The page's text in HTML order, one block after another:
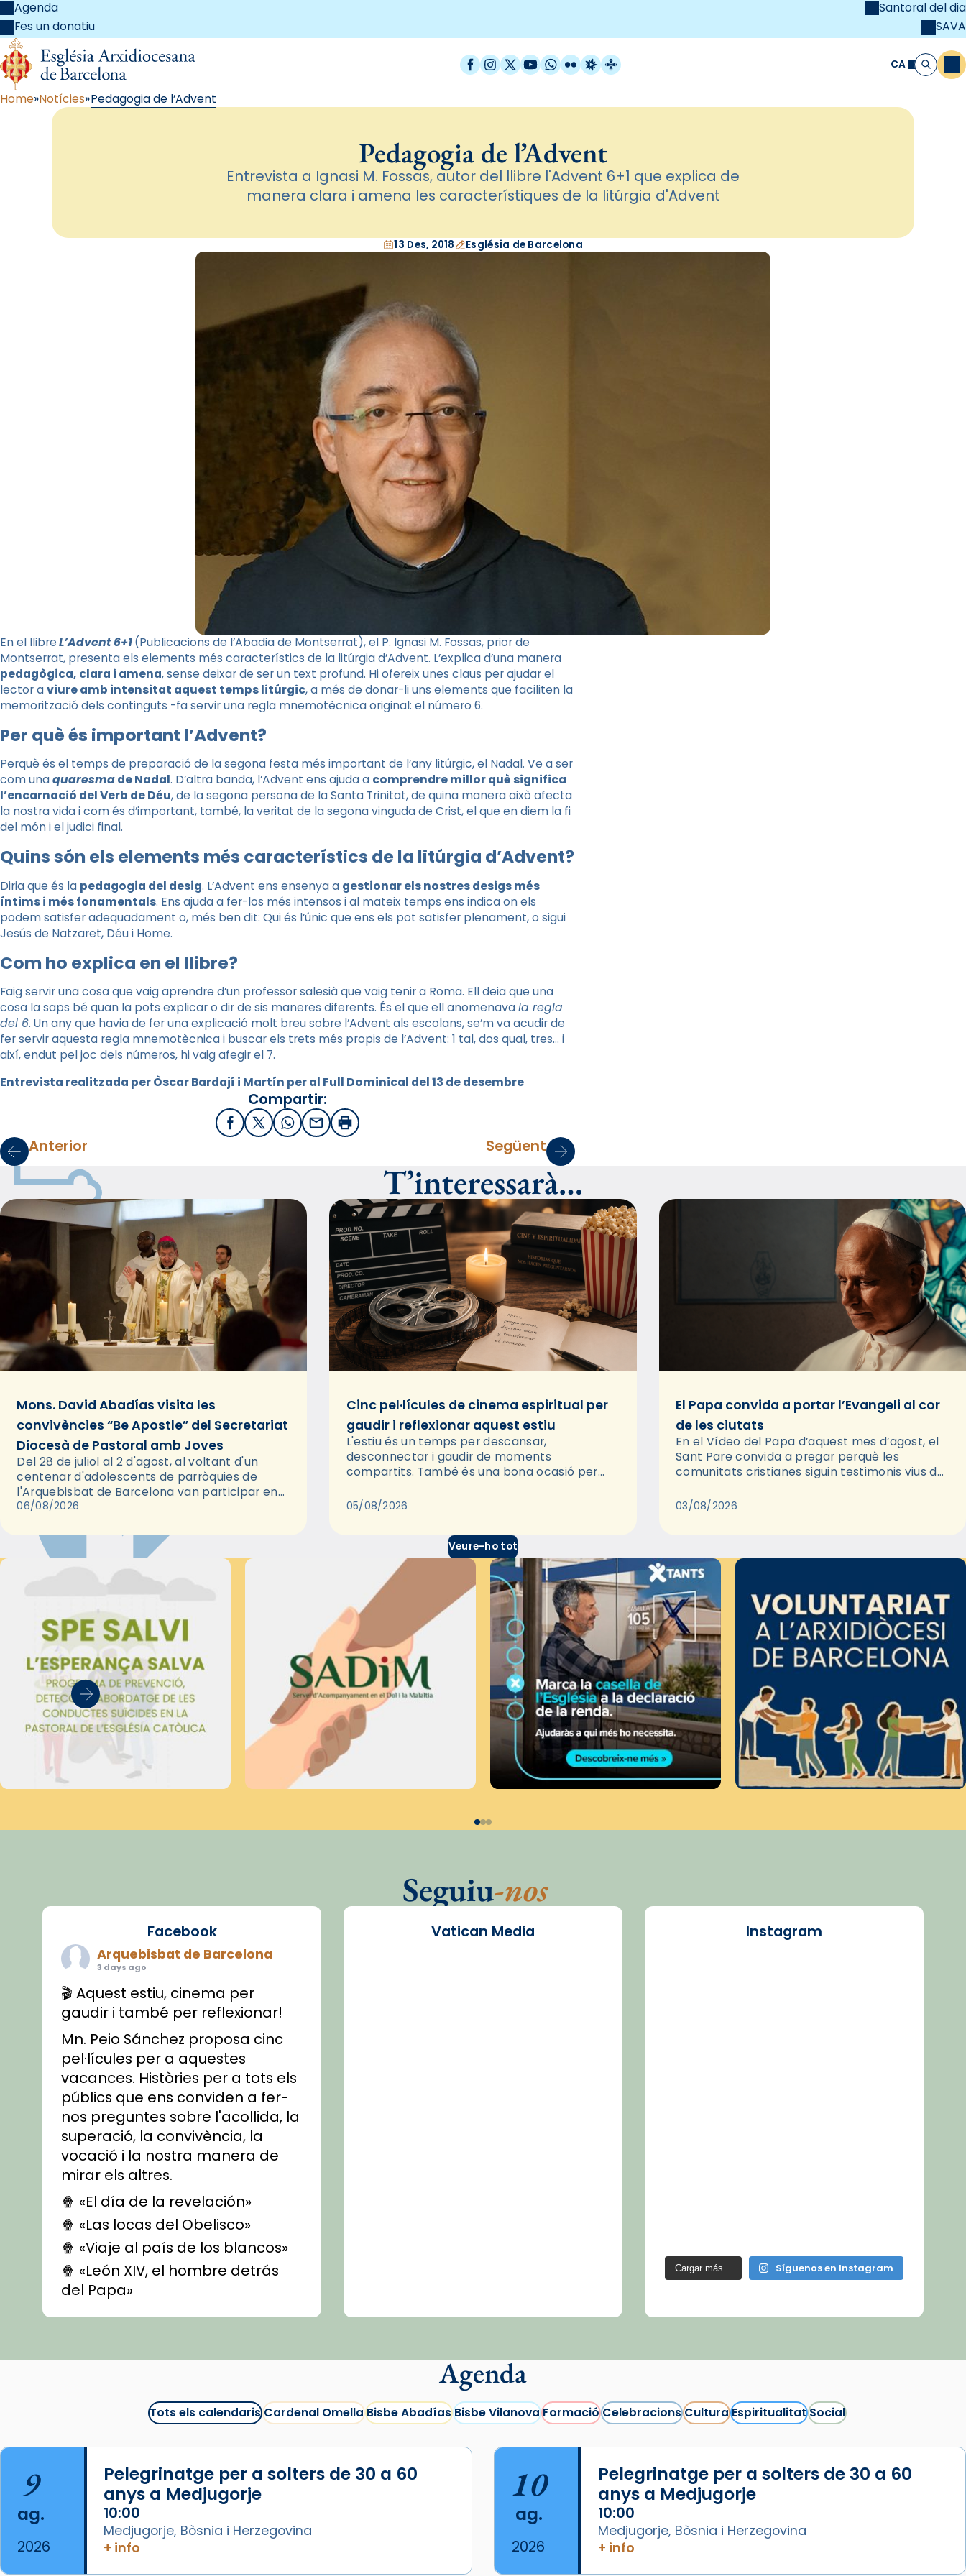
Agenda
Fes un donatiu
Santoral del dia
SAVA
Facebook
Instagram
X / Twitter
YouTube
WhatsApp
FlickrRadio Estel
Catalunya Cristiana CA Cerca
Home Notícies Pedagogia de l’Advent
Pedagogia de l’Advent
Entrevista a Ignasi M. Fossas, autor del llibre l'Advent 6+1 que explica de
manera clara i amena les característiques de la litúrgia d'Advent
13 Des, 2018 Església de Barcelona
En el llibreL’Advent 6+1(Publicacions de l’Abadia de Montserrat), el P. Ignasi M. Fossas, prior de
Montserrat, presenta els elements més característics de la litúrgia d’Advent. L’explica d’una manera
pedagògica, clara i amena, sense deixar de ser un text profund. Hi ofereix unes claus per ajudar el
lector aviure amb intensitat aquest temps litúrgic, a més de donar-li uns elements que faciliten la
memorització dels continguts -fa servir una regla mnemotècnica original: el número 6.
Per què és important l’Advent?
Perquè és el temps de preparació de la segona festa més important de l’any litúrgic, el Nadal. Ve a ser
com unaquaresmade Nadal. D’altra banda, l’Advent ens ajuda a comprendre millor què significa
l’encarnació del Verb de Déu, de la segona persona de la Santa Trinitat, de quina manera això afecta
la nostra vida i com és d’important, també, la veritat de la segona vinguda de Crist, el que en diem la fi
del món i el judici final.
Quins són els elements més característics de la litúrgia d’Advent?
Diria que és la pedagogia del desig. L’Advent ens ensenya a gestionar els nostres desigs més
íntims i més fonamentals. Ens ajuda a fer-los més intensos i al mateix temps ens indica on els
podem satisfer adequadament o, més ben dit: Qui és l’únic que ens els pot satisfer plenament, o sigui
Jesús de Natzaret, Déu i Home.
Com ho explica en el llibre?
Faig servir una cosa que vaig aprendre d’un professor salesià que vaig tenir a Roma. Ell deia que una
cosa la saps bé quan la pots explicar o dir de sis maneres diferents. És el que ell anomenavala regla
del 6. Un any que havia de fer una explicació molt breu sobre l’Advent als escolans, se’m va acudir de
fer servir aquesta regla mnemotècnica i buscar els trets més propis de l’Advent: 1 tal, dos qual, tres… i
així, endut pel joc dels números, hi vaig afegir el 7.
Entrevista realitzada per Òscar Bardají i Martín per al Full Dominical del 13 de desembre
Compartir:
FacebookX / Twitter
WhatsApp
EmailImprimir
Anterior Següent
T’interessarà…
Mons. David Abadías visita les
convivències “Be Apostle” del Secretariat
Diocesà de Pastoral amb Joves
Del 28 de juliol al 2 d'agost, al voltant d'un
centenar d'adolescents de parròquies de
l'Arquebisbat de Barcelona van participar en
les convivències Be Apostle, organitzades pel
06/08/2026
Cinc pel·lícules de cinema espiritual per
gaudir i reflexionar aquest estiu
L'estiu és un temps per descansar,
desconnectar i gaudir de moments
compartits. També és una bona ocasió per
través del cinema, reflexionar sobre les…
05/08/2026
El Papa convida a portar l’Evangeli al cor
de les ciutats
En el Vídeo del Papa d’aquest mes d’agost, el
Sant Pare convida a pregar perquè les
comunitats cristianes siguin testimonis vius de
pregària, el…
03/08/2026
Veure-ho tot
Seguiu-nos
Facebook
Arquebisbat de Barcelona
3 days ago
🎬 Aquest estiu, cinema per
gaudir i també per reflexionar!
Mn. Peio Sánchez proposa cinc
pel·lícules per a aquestes
vacances. Històries per a tots els
públics que ens conviden a fer-
nos preguntes sobre l'acollida, la
superació, la convivència, la
vocació i la nostra manera de
mirar els altres.
🍿 «El día de la revelación»
🍿 «Las locas del Obelisco»
🍿 «Viaje al país de los blancos»
🍿 «León XIV, el hombre detrás
del Papa»
🍿 «Las ovejas detectives»
recomanacions i prepara una
#CinemaEspiritualitual
@cinemaspiritcat
Imatge: Generada amb IA
(OpenAI)
Video
View on Facebook
Arquebisbat de Barcelona
Vatican Media Instagram
Cargar más... Síguenos en Instagram
Agenda
Tots els calendarisCardenal OmellaBisbe AbadíasBisbe VilanovaFormacióCelebracionsCulturaEspiritualitatSocial
9
ag.
2026
Pelegrinatge per a solters de 30 a 60
anys a Medjugorje
10:00
Medjugorje, Bòsnia i Herzegovina
+ info
10
ag.
2026
Pelegrinatge per a solters de 30 a 60
anys a Medjugorje
10:00
Medjugorje, Bòsnia i Herzegovina
+ info